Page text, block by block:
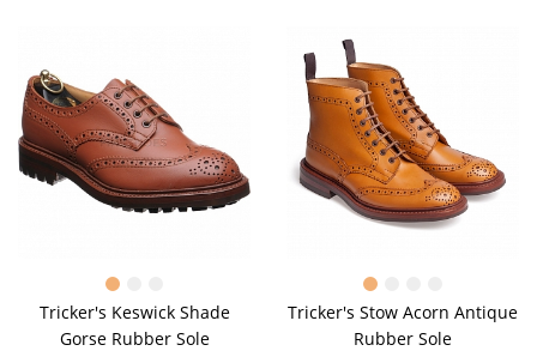
Tricker's Keswick Shade
Gorse Rubber Sole
Tricker's Stow Acorn Antique
Rubber Sole